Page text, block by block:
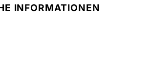
INFORMATIONEN